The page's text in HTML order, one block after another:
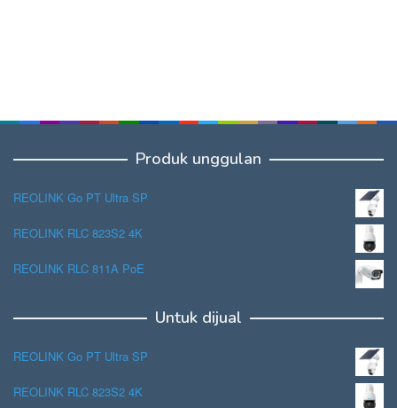
Produk unggulan
REOLINK Go PT Ultra SP
REOLINK RLC 823S2 4K
REOLINK RLC 811A PoE
Untuk dijual
REOLINK Go PT Ultra SP
REOLINK RLC 823S2 4K